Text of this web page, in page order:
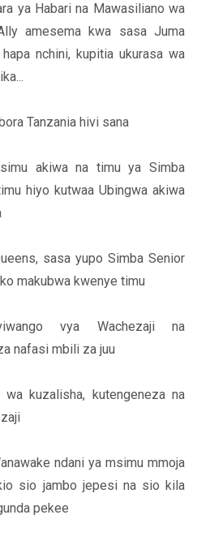
ya Habari na Mawasiliano wa
amesema kwa sasa Juma
nchini, kupitia ukurasa wa
Tanzania hivi sana
akiwa na timu ya Simba
hiyo kutwaa Ubingwa akiwa
sasa yupo Simba Senior
makubwa kwenye timu
vya Wachezaji na
nafasi mbili za juu
kuzalisha, kutengeneza na
ndani ya msimu mmoja
sio jambo jepesi na sio kila
pekee